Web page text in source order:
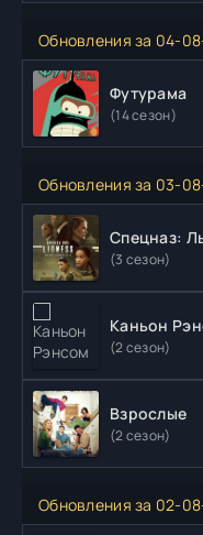
Обновления за 04-
Футурама
(14 сезон)
Обновления за 03-
Спецназ:
(3 сезон)
Каньон
(2 сезон)
Взрослые
(2 сезон)
Обновления за 02-